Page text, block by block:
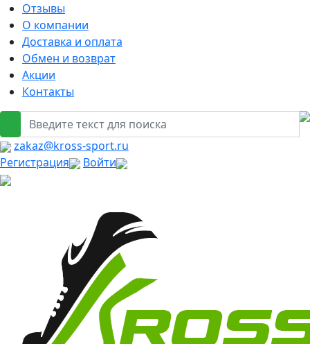
Отзывы
О компании
Доставка и оплата
Обмен и возврат
Акции
Контакты
zakaz@kross-sport.ru
Регистрация
Войти